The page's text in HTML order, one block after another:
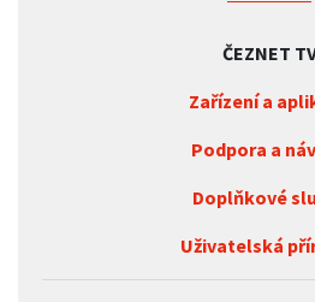
ČEZNET
Zařízení a
Podpora a
Doplňkové
Uživatelská